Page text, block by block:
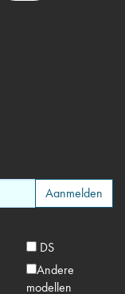
DS
Andere
modellen